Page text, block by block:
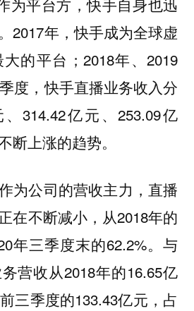
为平台方，快手自身也迅
2017年，快手成为全球虚
的平台；2018年、2019
度，快手直播业务收入分
314.42亿元、253.09亿
断上涨的趋势。
为公司的营收主力，直播
在不断减小，从2018年的
年三季度末的62.2%。与
营收从2018年的16.65亿
三季度的133.43亿元，占